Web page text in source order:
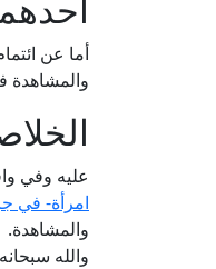
أما عن
والمشاهدة
عليه وفي
امرأة- في
والمشاهدة.
والله